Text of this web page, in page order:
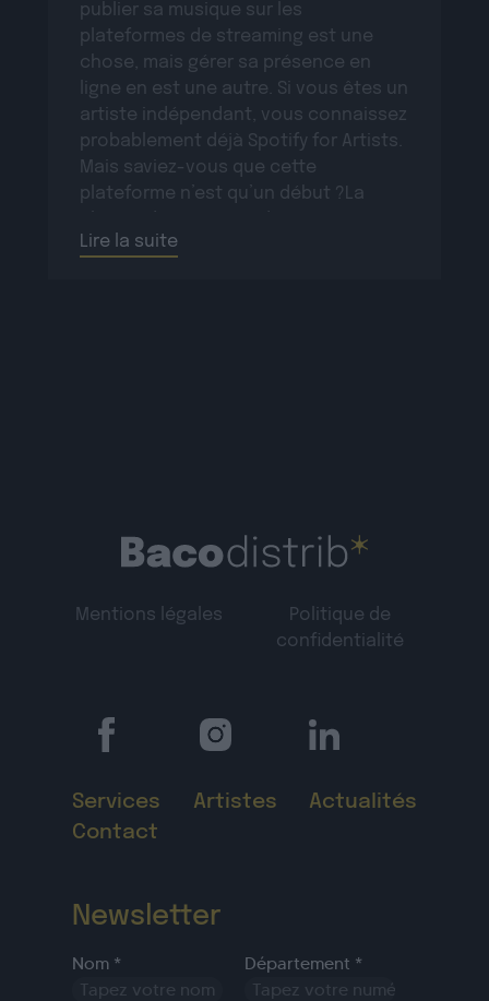
publier sa musique sur les
plateformes de streaming est une
chose, mais gérer sa présence en
ligne en est une autre. Si vous êtes un
artiste indépendant, vous connaissez
probablement déjà Spotify for Artists.
Mais saviez-vous que cette
plateforme n’est qu’un début ?La
majeurs proposent des […]
Lire la suite
Mentions légales
Politique de
confidentialité
Services Artistes
Actualités
Contact
Newsletter
Nom * Département *